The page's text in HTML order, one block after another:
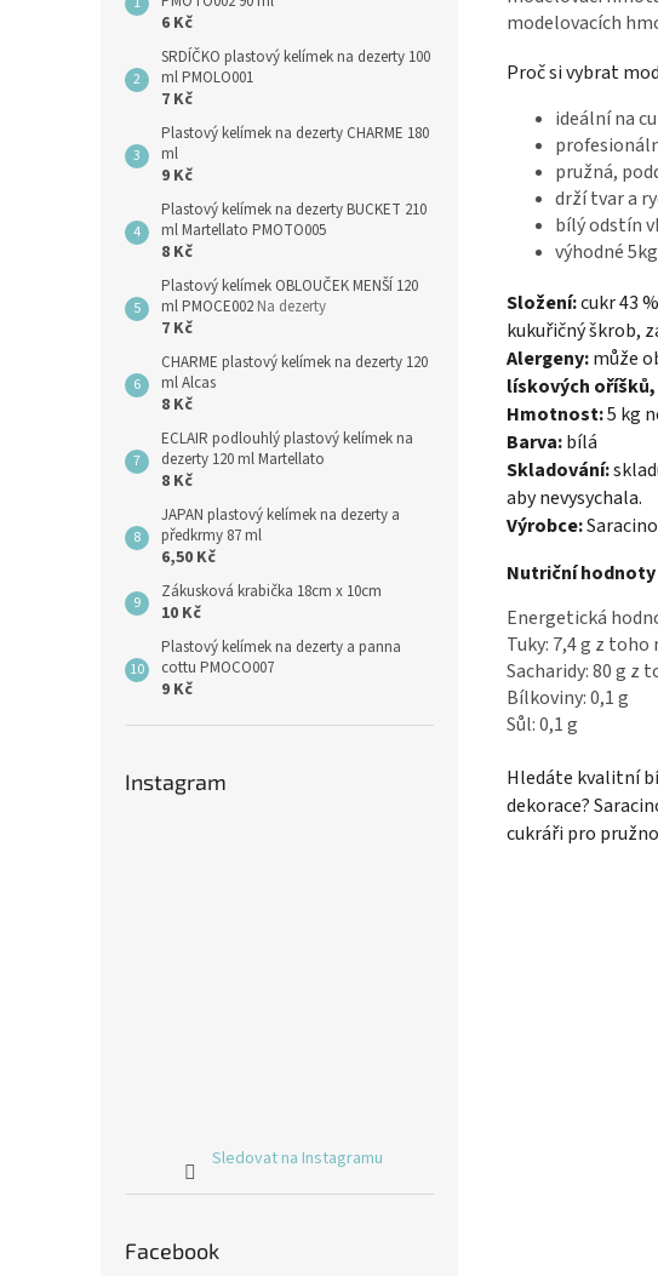
6 Kč
SRDÍČKO plastový kelímek na dezerty 100
ml PMOLO001
7 Kč
Plastový kelímek na dezerty CHARME 180
ml
9 Kč
Plastový kelímek na dezerty BUCKET 210
ml Martellato PMOTO005
8 Kč
Plastový kelímek OBLOUČEK MENŠÍ 120
ml PMOCE002 Na dezerty
7 Kč
CHARME plastový kelímek na dezerty 120
ml Alcas
8 Kč
ECLAIR podlouhlý plastový kelímek na
dezerty 120 ml Martellato
8 Kč
JAPAN plastový kelímek na dezerty a
předkrmy 87 ml
6,50 Kč
Zákusková krabička 18cm x 10cm
10 Kč
Plastový kelímek na dezerty a panna
cottu PMOCO007
9 Kč
Instagram
Sledovat na Instagramu
Facebook
modelovacích
Proč si vybrat
ideální na
pružná,
drží tvar a
bílý odstín
výhodné
Složení:cukr 43
kukuřičný škrob,
Alergeny:může
lískových
Hmotnost:5 kg
Barva:bílá
Skladování:
aby nevysychala.
Výrobce:
Nutriční hodnoty
Energetická
Tuky: 7,4 g z toho
Sacharidy: 80 g z
Bílkoviny: 0,1 g
Sůl: 0,1 g
Hledáte kvalitní
dekorace?
cukráři pro